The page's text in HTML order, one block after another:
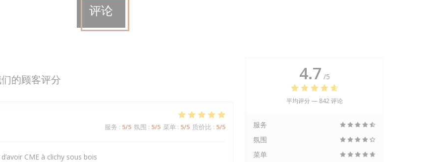
评论
的顾客评分
服务 : 5/5 氛围 : 5/5 菜单 : 5/5 质价比 : 5/5
CME à clichy sous bois
4.7 /5
平均评分 — 842 评论
服务
氛围
菜单